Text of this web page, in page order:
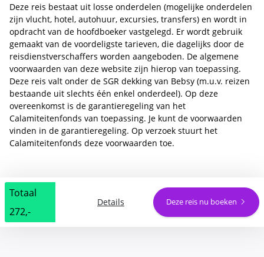
Deze reis bestaat uit losse onderdelen (mogelijke onderdelen
zijn vlucht, hotel, autohuur, excursies, transfers) en wordt in
opdracht van de hoofdboeker vastgelegd. Er wordt gebruik
gemaakt van de voordeligste tarieven, die dagelijks door de
reisdienstverschaffers worden aangeboden. De algemene
voorwaarden van deze website zijn hierop van toepassing.
Deze reis valt onder de SGR dekking van Bebsy (m.u.v. reizen
bestaande uit slechts één enkel onderdeel). Op deze
overeenkomst is de garantieregeling van het
Calamiteitenfonds van toepassing. Je kunt de voorwaarden
vinden in de garantieregeling. Op verzoek stuurt het
Calamiteitenfonds deze voorwaarden toe.
Totaal
272,-
Details Deze reis nu boeken